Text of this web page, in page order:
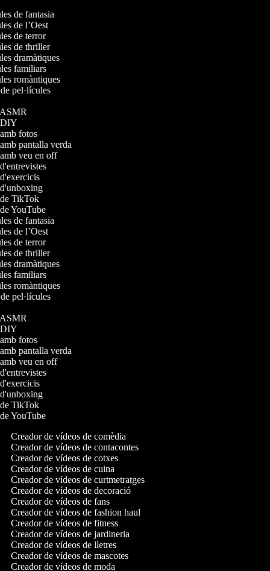
de fantasia
de l’Oest
de terror
de thriller
dramàtiques
familiars
romàntiques
pel·lícules
ASMR
DIY
fotos
pantalla verda
amb veu en off
d'unboxing
de TikTok
YouTube
de fantasia
de l’Oest
de terror
de thriller
dramàtiques
familiars
romàntiques
pel·lícules
ASMR
DIY
fotos
pantalla verda
amb veu en off
d'unboxing
de TikTok
YouTube
Creador de vídeos de comèdia
Creador de vídeos de contacontes
Creador de vídeos de cotxes
Creador de vídeos de cuina
Creador de vídeos de curtmetratges
Creador de vídeos de decoració
Creador de vídeos de fans
Creador de vídeos de fashion haul
Creador de vídeos de fitness
Creador de vídeos de jardineria
Creador de vídeos de lletres
Creador de vídeos de mascotes
Creador de vídeos de moda